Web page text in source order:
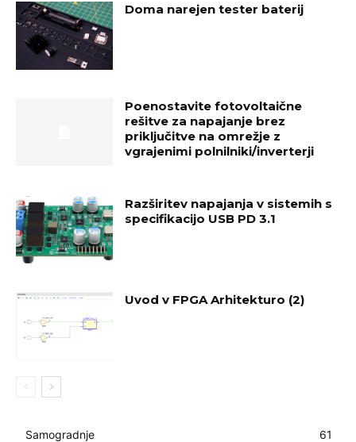
Doma narejen tester baterij
Poenostavite fotovoltaične
rešitve za napajanje brez
priključitve na omrežje z
vgrajenimi polnilniki/inverterji
Razširitev napajanja v sistemih s
specifikacijo USB PD 3.1
Uvod v FPGA Arhitekturo (2)
Samogradnje
61